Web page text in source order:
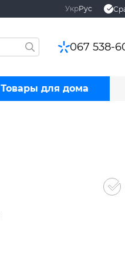
УкрРус
067 538-
Товары для дома